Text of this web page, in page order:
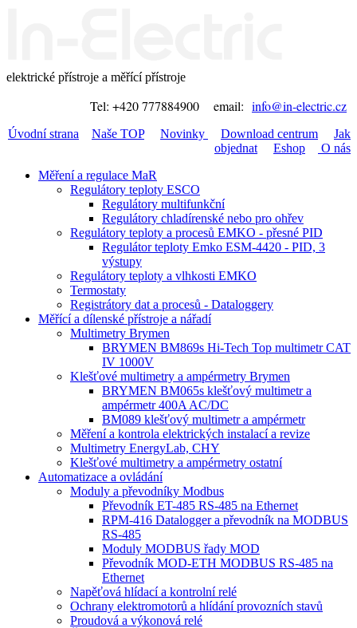
elektrické přístroje a měřící přístroje
Tel: +420 777884900 email: info@in-electric.cz
Úvodní strana Naše TOP Novinky Download centrum
Jak
objednat
Eshop
O nás
Měření a regulace MaR
Regulátory teploty ESCO
Regulátory multifunkční
Regulátory chladírenské nebo pro ohřev
Regulátory teploty a procesů EMKO - přesné PID
Regulátor teploty Emko ESM-4420 - PID, 3
výstupy
Regulátory teploty a vlhkosti EMKO
Termostaty
Registrátory dat a procesů - Dataloggery
Měřící a dílenské přístroje a nářadí
Multimetry Brymen
BRYMEN BM869s Hi-Tech Top multimetr CAT
IV 1000V
Klešťové multimetry a ampérmetry Brymen
BRYMEN BM065s klešťový multimetr a
ampérmetr 400A AC/DC
BM089 klešťový multimetr a ampérmetr
Měření a kontrola elektrických instalací a revize
Multimetry EnergyLab, CHY
Klešťové multimetry a ampérmetry ostatní
Automatizace a ovládání
Moduly a převodníky Modbus
Převodník ET-485 RS-485 na Ethernet
RPM-416 Datalogger a převodník na MODBUS
RS-485
Moduly MODBUS řady MOD
Převodník MOD-ETH MODBUS RS-485 na
Ethernet
Napěťová hlídací a kontrolní relé
Ochrany elektromotorů a hlídání provozních stavů
Proudová a výkonová relé